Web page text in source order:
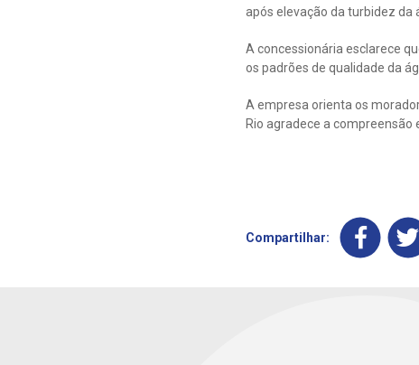
após elevação da turbidez da
A concessionária esclarece
os padrões de qualidade da
A empresa orienta os
Rio agradece a compreensão
Compartilhar: